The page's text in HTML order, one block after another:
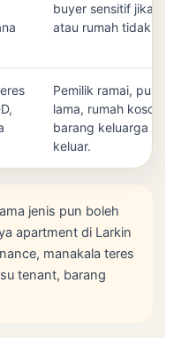
buyer sensitif jika
atau rumah tidak
Pemilik ramai,
lama, rumah kosong
barang keluarga
keluar.
jenis pun boleh
apartment di Larkin
manakala teres
tenant, barang